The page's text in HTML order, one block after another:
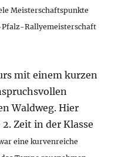
Meisterschaftspunkte
Rallyemeisterschaft
mit einem kurzen
Waldweg. Hier
Zeit in der Klasse
eine kurvenreiche